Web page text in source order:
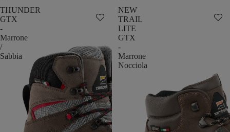
THUNDER
GTX
-
Marrone
/
Sabbia
NEW
TRAIL
LITE
GTX
-
Marrone
Nocciola